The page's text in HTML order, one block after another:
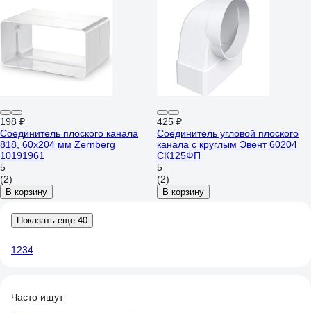
198 ₽
Соединитель плоского канала
818, 60x204 мм Zernberg
10191961
5
(2)
В корзину
425 ₽
Соединитель угловой плоского
канала с круглым Эвент 60204
СК125ФП
5
(2)
В корзину
Показать еще 40
1 234
Часто ищут